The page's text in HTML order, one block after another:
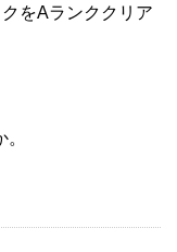
をAランククリア